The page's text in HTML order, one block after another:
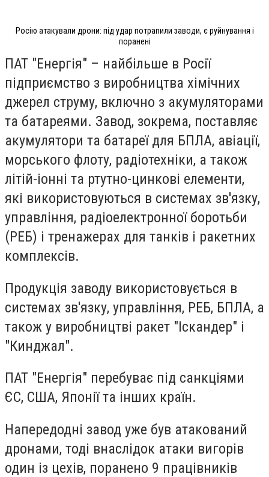
Росію атакували дрони: під удар потрапили заводи, є руйнування і
поранені
ПАТ "Енергія" – найбільше в Росії
підприємство з виробництва хімічних
джерел струму, включно з акумуляторами
та батареями. Завод, зокрема, поставляє
акумулятори та батареї для БПЛА, авіації,
морського флоту, радіотехніки, а також
літій-іонні та ртутно-цинкові елементи,
які використовуються в системах зв'язку,
управління, радіоелектронної боротьби
(РЕБ) і тренажерах для танків і ракетних
комплексів.
Продукція заводу використовується в
системах зв'язку, управління, РЕБ, БПЛА, а
також у виробництві ракет "Іскандер" і
"Кинджал".
ПАТ "Енергія" перебуває під санкціями
ЄС, США, Японії та інших країн.
Напередодні завод уже був атакований
дронами, тоді внаслідок атаки вигорів
один із цехів, поранено 9 працівників